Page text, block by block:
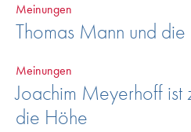
Meinungen
Thomas Mann und
Meinungen
Joachim Meyerhoff ist
die Höhe